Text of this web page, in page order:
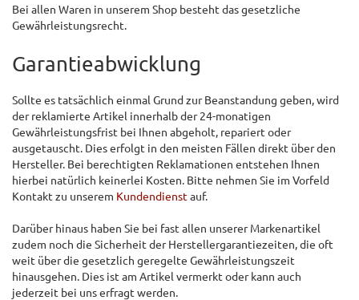
Bei allen Waren in unserem Shop besteht das gesetzliche
Gewährleistungsrecht.
Garantieabwicklung
Sollte es tatsächlich einmal Grund zur Beanstandung geben, wird
der reklamierte Artikel innerhalb der 24-monatigen
Gewährleistungsfrist bei Ihnen abgeholt, repariert oder
ausgetauscht. Dies erfolgt in den meisten Fällen direkt über den
Hersteller. Bei berechtigten Reklamationen entstehen Ihnen
hierbei natürlich keinerlei Kosten. Bitte nehmen Sie im Vorfeld
Kontakt zu unserem Kundendienstauf.
Darüber hinaus haben Sie bei fast allen unserer Markenartikel
zudem noch die Sicherheit der Herstellergarantiezeiten, die oft
weit über die gesetzlich geregelte Gewährleistungszeit
hinausgehen. Dies ist am Artikel vermerkt oder kann auch
jederzeit bei uns erfragt werden.